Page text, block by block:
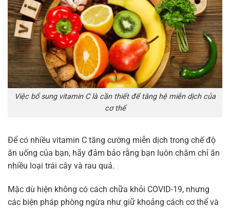
Việc bổ sung vitamin C là cần thiết để tăng hệ miễn dịch của
cơ thể
Để có nhiều vitamin C tăng cường miễn dịch trong chế độ
ăn uống của bạn, hãy đảm bảo rằng bạn luôn chăm chỉ ăn
nhiều loại trái cây và rau quả.
Mặc dù hiện không có cách chữa khỏi COVID-19, nhưng
các biện pháp phòng ngừa như giữ khoảng cách cơ thể và